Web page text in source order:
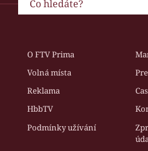
O FTV Prima
Volná místa
Reklama
HbbTV
Podmínky užívání